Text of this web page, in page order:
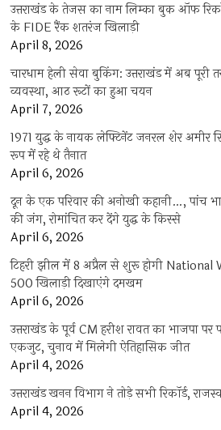
उत्तराखंड के तेजस का नाम लिम्का बुक ऑफ
के FIDE रैंक शतरंज खिलाड़ी
April 8, 2026
चारधाम हेली सेवा बुकिंग: उत्तराखंड में अब पूरी
व्यवस्था, आठ रूटों का हुआ चयन
April 7, 2026
1971 युद्ध के नायक लेफ्टिनेंट जनरल शेर अमीर
रूप में रहे थे तैनात
April 6, 2026
दून के एक परिवार की अनोखी कहानी…, पांच
की जंग, रोमांचित कर देंगे युद्ध के किस्से
April 6, 2026
टिहरी झील में 8 अप्रैल से शुरू होगी National
500 खिलाड़ी दिखाएंगे दमखम
April 6, 2026
उत्तराखंड के पूर्व CM हरीश रावत का भाजपा
एकजुट, चुनाव में मिलेगी ऐतिहासिक जीत
April 4, 2026
उत्तराखंड खनन विभाग ने तोड़े सभी रिकॉर्ड,
April 4, 2026